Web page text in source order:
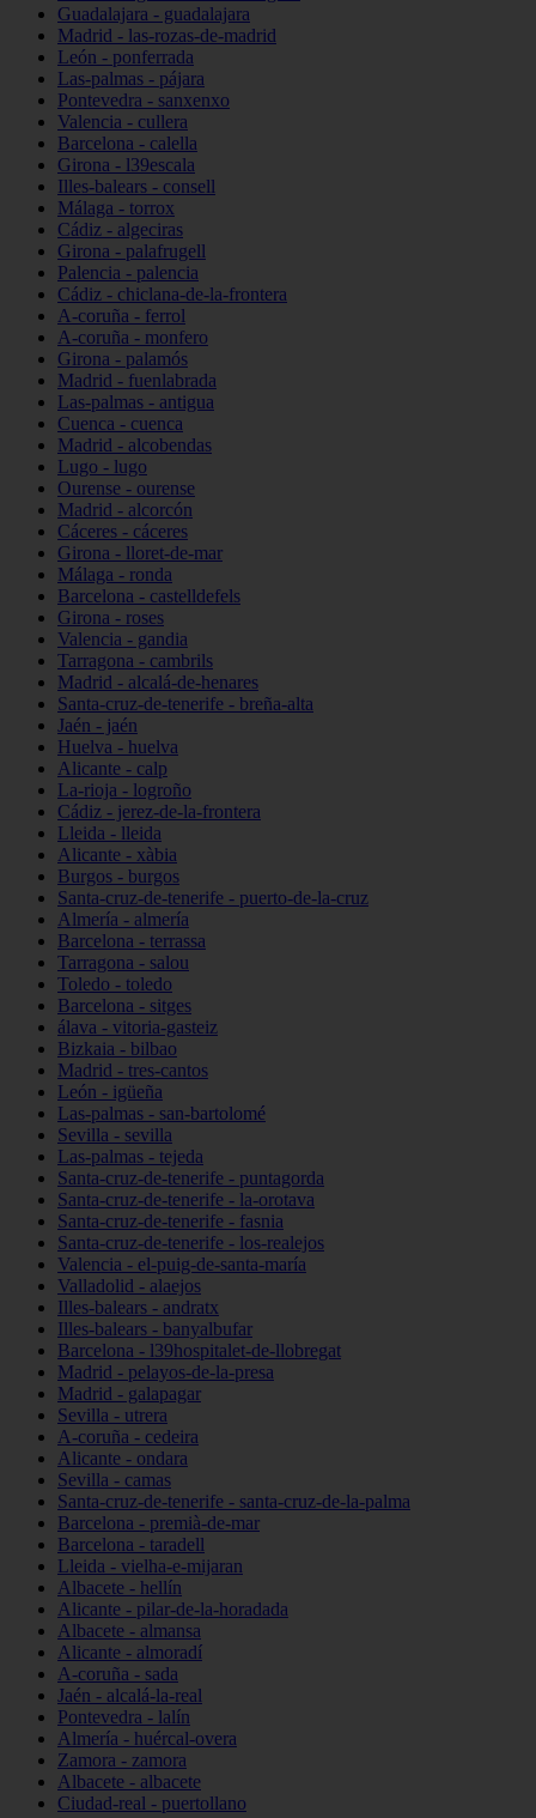
Guadalajara - guadalajara
Madrid - las-rozas-de-madrid
León - ponferrada
Las-palmas - pájara
Pontevedra - sanxenxo
Valencia - cullera
Barcelona - calella
Girona - l39escala
Illes-balears - consell
Málaga - torrox
Cádiz - algeciras
Girona - palafrugell
Palencia - palencia
Cádiz - chiclana-de-la-frontera
A-coruña - ferrol
A-coruña - monfero
Girona - palamós
Madrid - fuenlabrada
Las-palmas - antigua
Cuenca - cuenca
Madrid - alcobendas
Lugo - lugo
Ourense - ourense
Madrid - alcorcón
Cáceres - cáceres
Girona - lloret-de-mar
Málaga - ronda
Barcelona - castelldefels
Girona - roses
Valencia - gandia
Tarragona - cambrils
Madrid - alcalá-de-henares
Santa-cruz-de-tenerife - breña-alta
Jaén - jaén
Huelva - huelva
Alicante - calp
La-rioja - logroño
Cádiz - jerez-de-la-frontera
Lleida - lleida
Alicante - xàbia
Burgos - burgos
Santa-cruz-de-tenerife - puerto-de-la-cruz
Almería - almería
Barcelona - terrassa
Tarragona - salou
Toledo - toledo
Barcelona - sitges
álava - vitoria-gasteiz
Bizkaia - bilbao
Madrid - tres-cantos
León - igüeña
Las-palmas - san-bartolomé
Sevilla - sevilla
Las-palmas - tejeda
Santa-cruz-de-tenerife - puntagorda
Santa-cruz-de-tenerife - la-orotava
Santa-cruz-de-tenerife - fasnia
Santa-cruz-de-tenerife - los-realejos
Valencia - el-puig-de-santa-maría
Valladolid - alaejos
Illes-balears - andratx
Illes-balears - banyalbufar
Barcelona - l39hospitalet-de-llobregat
Madrid - pelayos-de-la-presa
Madrid - galapagar
Sevilla - utrera
A-coruña - cedeira
Alicante - ondara
Sevilla - camas
Santa-cruz-de-tenerife - santa-cruz-de-la-palma
Barcelona - premià-de-mar
Barcelona - taradell
Lleida - vielha-e-mijaran
Albacete - hellín
Alicante - pilar-de-la-horadada
Albacete - almansa
Alicante - almoradí
A-coruña - sada
Jaén - alcalá-la-real
Pontevedra - lalín
Almería - huércal-overa
Zamora - zamora
Albacete - albacete
Ciudad-real - puertollano